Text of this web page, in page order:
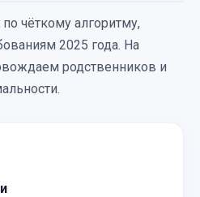
чёткому алгоритму,
2025 года. На
родственников и